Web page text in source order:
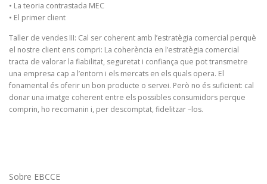
• La teoria contrastada MEC
• El primer client
Taller de vendes III: Cal ser coherent amb l’estratègia comercial perquè
el nostre client ens compri: La coherència en l’estratègia comercial
tracta de valorar la fiabilitat, seguretat i confiança que pot transmetre
una empresa cap a l’entorn i els mercats en els quals opera. El
fonamental és oferir un bon producte o servei. Però no és suficient: cal
donar una imatge coherent entre els possibles consumidors perque
comprin, ho recomanin i, per descomptat, fidelitzar –los.
Sobre EBCCE